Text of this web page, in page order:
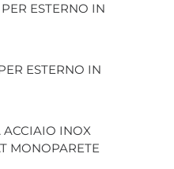
ESTERNO IN
ESTERNO IN
€
INOX
MONOPARETE